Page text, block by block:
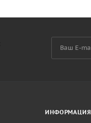
ИНФОРМАЦИЯ